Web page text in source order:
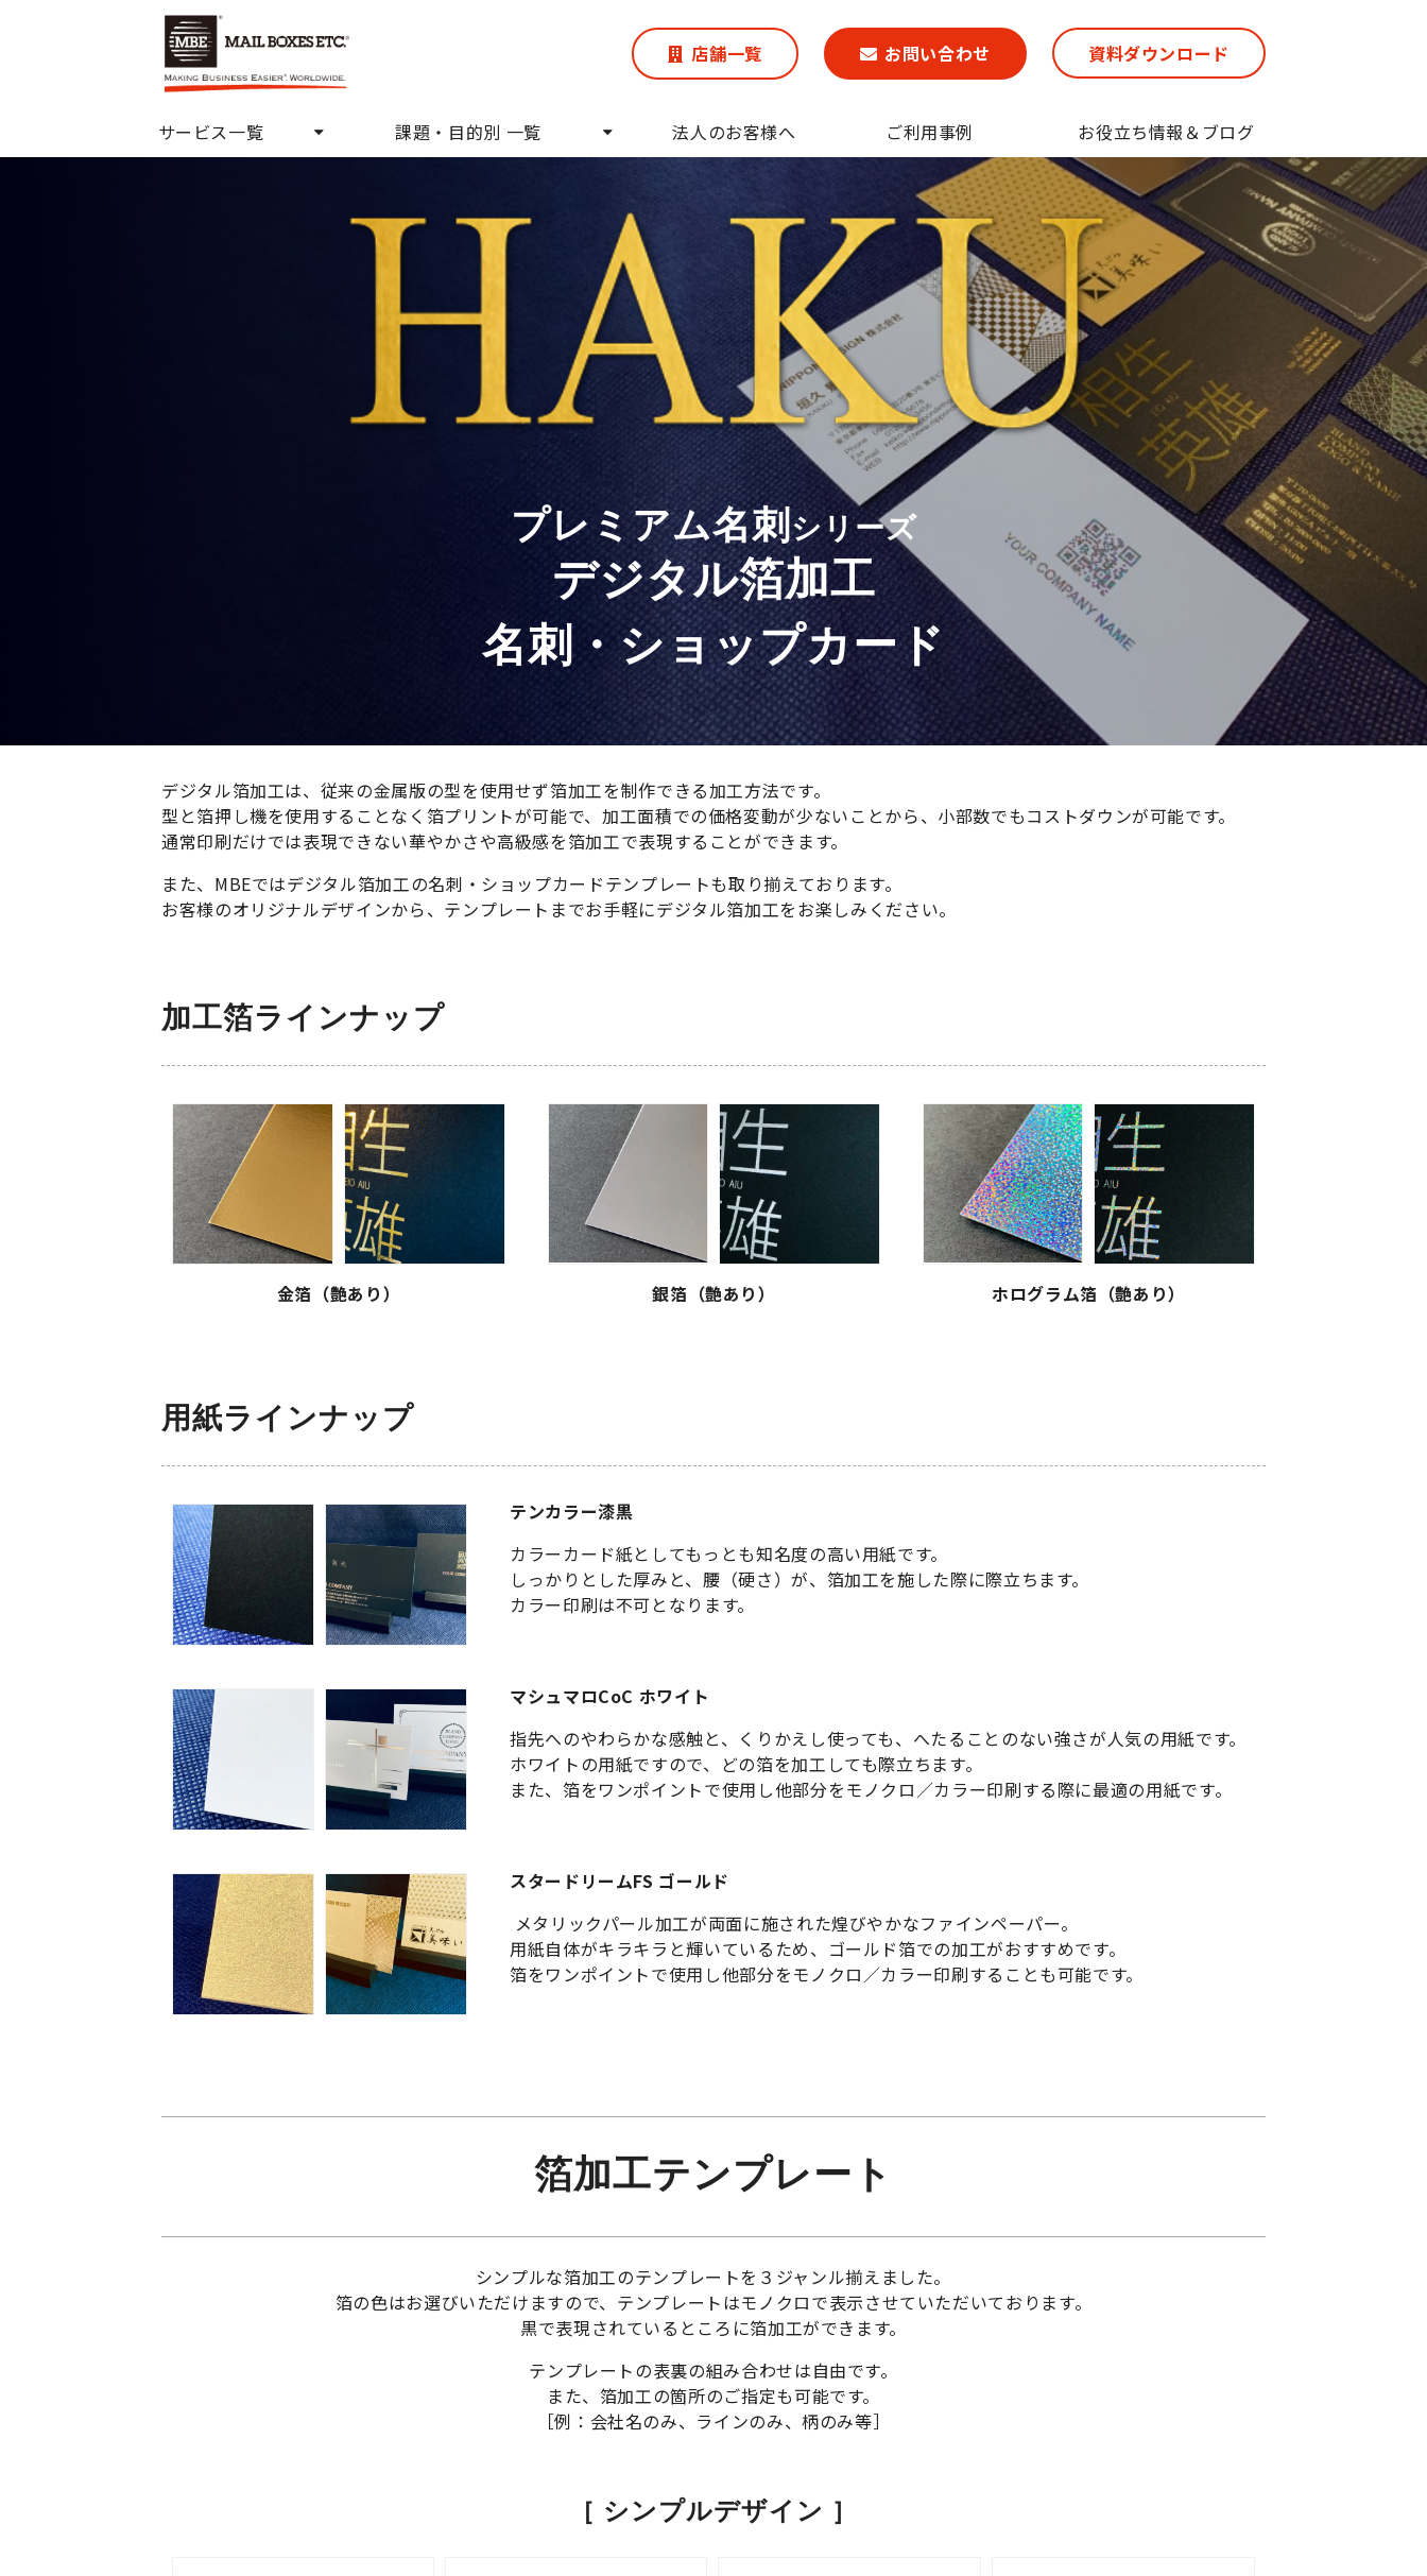
店舗一覧 お問い合わせ 資料ダウンロード
サービス一覧 課題・目的別 一覧 法人のお客様へ ご利用事例 お役立ち情報＆ブログ
プレミアム名刺シリーズ
デジタル箔加工
名刺・ショップカード
デジタル箔加工は、従来の金属版の型を使用せず箔加工を制作できる加工方法です。
型と箔押し機を使用することなく箔プリントが可能で、加工面積での価格変動が少ないことから、小部数でもコストダウンが可能です。
通常印刷だけでは表現できない華やかさや高級感を箔加工で表現することができます。
また、MBEではデジタル箔加工の名刺・ショップカードテンプレートも取り揃えております。
お客様のオリジナルデザインから、テンプレートまでお手軽にデジタル箔加工をお楽しみください。
加工箔ラインナップ
金箔（艶あり） 銀箔（艶あり） ホログラム箔（艶あり）
用紙ラインナップ
テンカラー漆黒
カラーカード紙としてもっとも知名度の高い用紙です。
しっかりとした厚みと、腰（硬さ）が、箔加工を施した際に際立ちます。
カラー印刷は不可となります。
マシュマロCoC ホワイト
指先へのやわらかな感触と、くりかえし使っても、へたることのない強さが人気の用紙です。
ホワイトの用紙ですので、どの箔を加工しても際立ちます。
また、箔をワンポイントで使用し他部分をモノクロ／カラー印刷する際に最適の用紙です。
スタードリームFS ゴールド
メタリックパール加工が両面に施された煌びやかなファインペーパー。
用紙自体がキラキラと輝いているため、ゴールド箔での加工がおすすめです。
箔をワンポイントで使用し他部分をモノクロ／カラー印刷することも可能です。
箔加工テンプレート
シンプルな箔加工のテンプレートを３ジャンル揃えました。
箔の色はお選びいただけますので、テンプレートはモノクロで表示させていただいております。
黒で表現されているところに箔加工ができます。
テンプレートの表裏の組み合わせは自由です。
また、箔加工の箇所のご指定も可能です。
［例：会社名のみ、ラインのみ、柄のみ等］
［ シンプルデザイン ］